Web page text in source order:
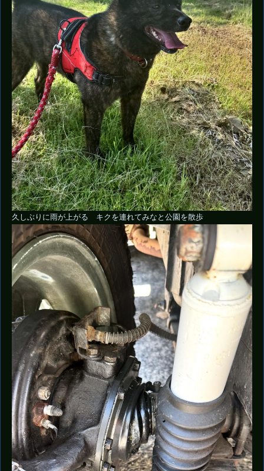
久しぶりに雨が上がる キクを連れてみなと公園を散歩